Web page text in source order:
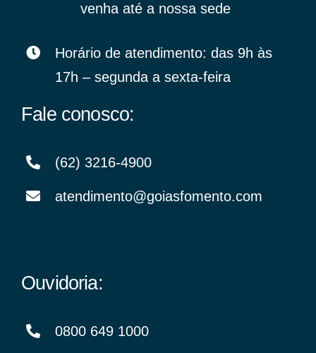
venha até a nossa sede
Horário de atendimento: das 9h às
17h – segunda a sexta-feira
Fale conosco:
(62) 3216-4900
atendimento@goiasfomento.com
Ouvidoria:
0800 649 1000